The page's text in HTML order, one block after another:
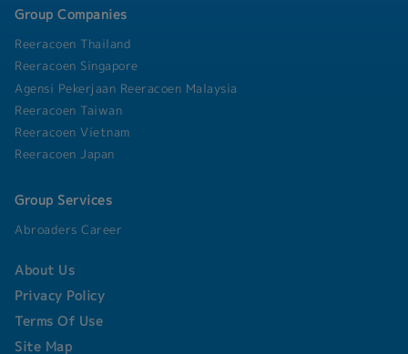
Group Companies
Reeracoen Thailand
Reeracoen Singapore
Agensi Pekerjaan Reeracoen Malaysia
Reeracoen Taiwan
Reeracoen Vietnam
Reeracoen Japan
Group Services
Abroaders Career
About Us
Privacy Policy
Terms Of Use
Site Map